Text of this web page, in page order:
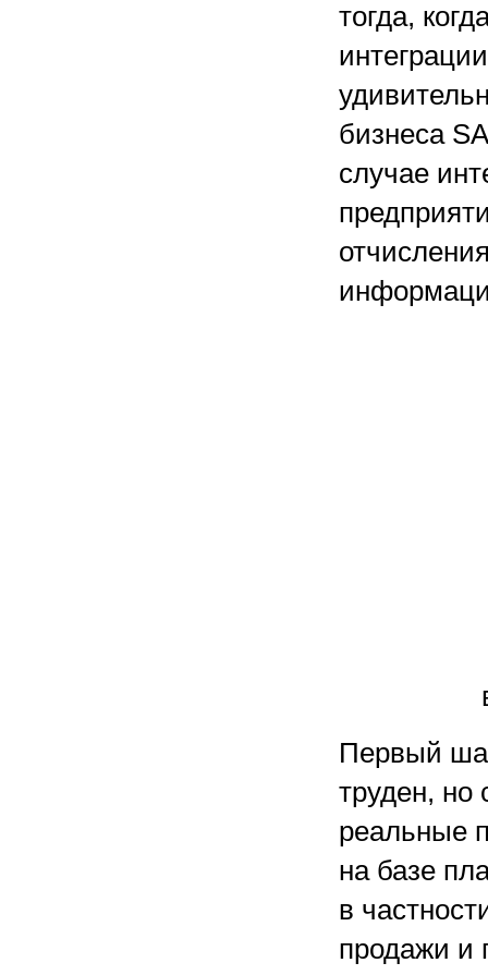
тогда,
бизнеса
случае
Первый
труден, но
реальные
на базе
в
продажи и